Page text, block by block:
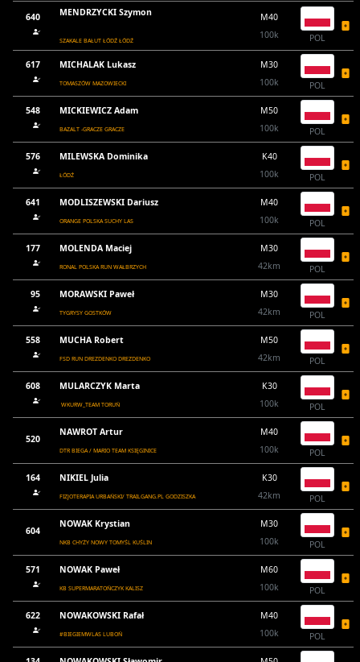
640 MENDRZYCKI Szymon
SZAKALE BAŁUT ŁÓDŹ ŁÓDŹ
M40
100k
POL
617 MICHALAK Lukasz
TOMASZÓW MAZOWIECKI
M30
100k
POL
548 MICKIEWICZ Adam
BAZALT -GRACZE GRACZE
M50
100k
POL
576 MILEWSKA Dominika
ŁÓDŹ
K40
100k
POL
641 MODLISZEWSKI Dariusz
ORANGE POLSKA SUCHY LAS
M40
100k
POL
177 MOLENDA Maciej
RONAL POLSKA RUN WAŁBRZYCH
M30
42km
POL
95 MORAWSKI Paweł
TYGRYSY GOSTKÓW
M30
42km
POL
558 MUCHA Robert
FSD RUN DREZDENKO DREZDENKO
M50
42km
POL
608 MULARCZYK Marta
WKURW_TEAM TORUŃ
K30
100k
POL
520
NAWROT Artur
DTR BIEGA / MARIO TEAM KSIĘGINICE
M40
100k
POL
164 NIKIEL Julia
FIZJOTERAPIA URBAŃSKI/ TRAILGANG.PL GODZISZKA
K30
42km
POL
604
NOWAK Krystian
NKB CHYŻY NOWY TOMYŚL KUŚLIN
M30
100k
POL
571 NOWAK Paweł
KB SUPERMARATOŃCZYK KALISZ
M60
100k
POL
622 NOWAKOWSKI Rafał
#BIEGIEMWLAS LUBOŃ
M40
100k
POL